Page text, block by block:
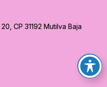
CP 31192 Mutilva Baja